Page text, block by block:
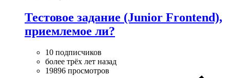
Тестовое задание (Junior Frontend),
приемлемое ли?
10 подписчиков
более трёх лет назад
19896 просмотров